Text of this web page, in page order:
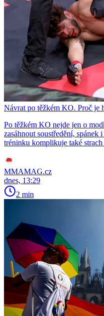
Návrat po těžkém KO. Proč je
Po těžkém KO nejde jen o
zasáhnout soustředění, spánek
tréninku komplikuje také strach
MMAMAG.cz
dnes, 13:29
2 min